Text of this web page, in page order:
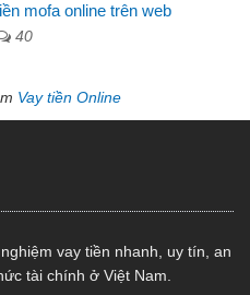
mofa online trên web
40
Vay tiền Online
vay tiền nhanh, uy tín, an
tài chính ở Việt Nam.